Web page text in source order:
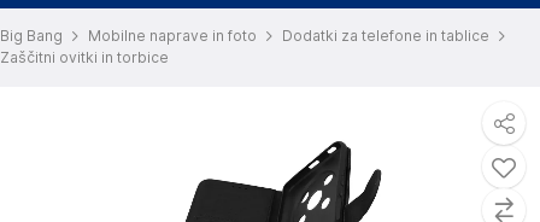
Big Bang Mobilne naprave in foto
Dodatki za telefone in tablice
Zaščitni ovitki in torbice